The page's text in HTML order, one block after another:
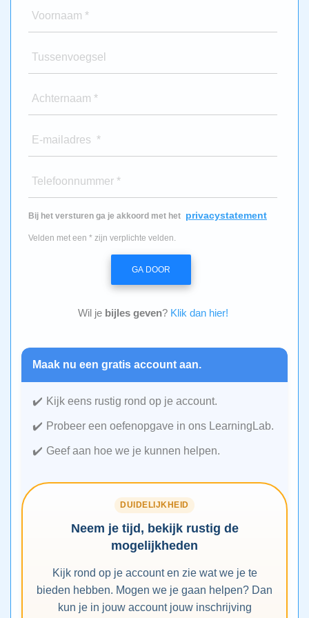
Voornaam *
Tussenvoegsel
Achternaam *
E-mailadres *
Telefoonnummer *
Bij het versturen ga je akkoord met het privacystatement
Velden met een * zijn verplichte velden.
GA DOOR
Wil je bijles geven? Klik dan hier!
Maak nu een gratis account aan.
Kijk eens rustig rond op je account.
Probeer een oefenopgave in ons LearningLab.
Geef aan hoe we je kunnen helpen.
DUIDELIJKHEID
Neem je tijd, bekijk rustig de
mogelijkheden
Kijk rond op je account en zie wat we je te
bieden hebben. Mogen we je gaan helpen? Dan
kun je in jouw account jouw inschrijving